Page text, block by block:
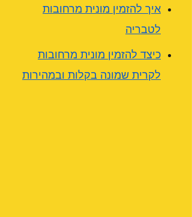
איך להזמין מונית מרחובות
לטבריה
כיצד להזמין מונית מרחובות
לקרית שמונה בקלות ובמהירות